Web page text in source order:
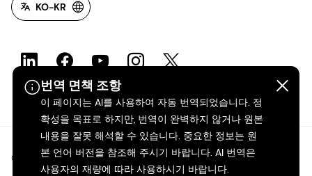
번역 면책 조항
이 페이지는 AI를 사용하여 자동 번역되었습니다. 정
확성을 목표로 하지만, 번역이 완벽하지 않거나 원본
내용을 잘못 해석할 수 있습니다. 중요한 정보는 원
본 언어 버전을 참조해 주시기 바랍니다. AI 번역은
사용자의 재량에 따라 사용하시기 바랍니다.
KO-KR
©2026 dsm-firmenich. 모든 권리 보유.